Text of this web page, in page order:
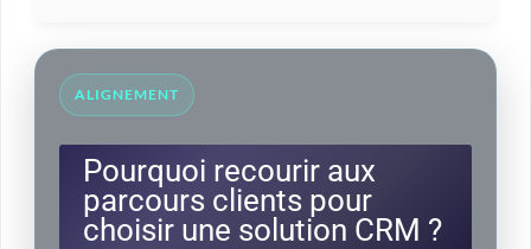
ALIGNEMENT
Pourquoi recourir aux
parcours clients pour
choisir une solution CRM ?